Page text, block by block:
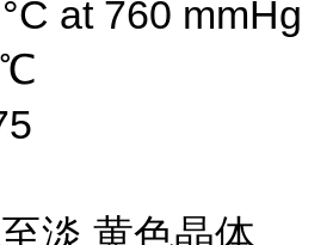
at 760 mmHg
淡 黄色晶体